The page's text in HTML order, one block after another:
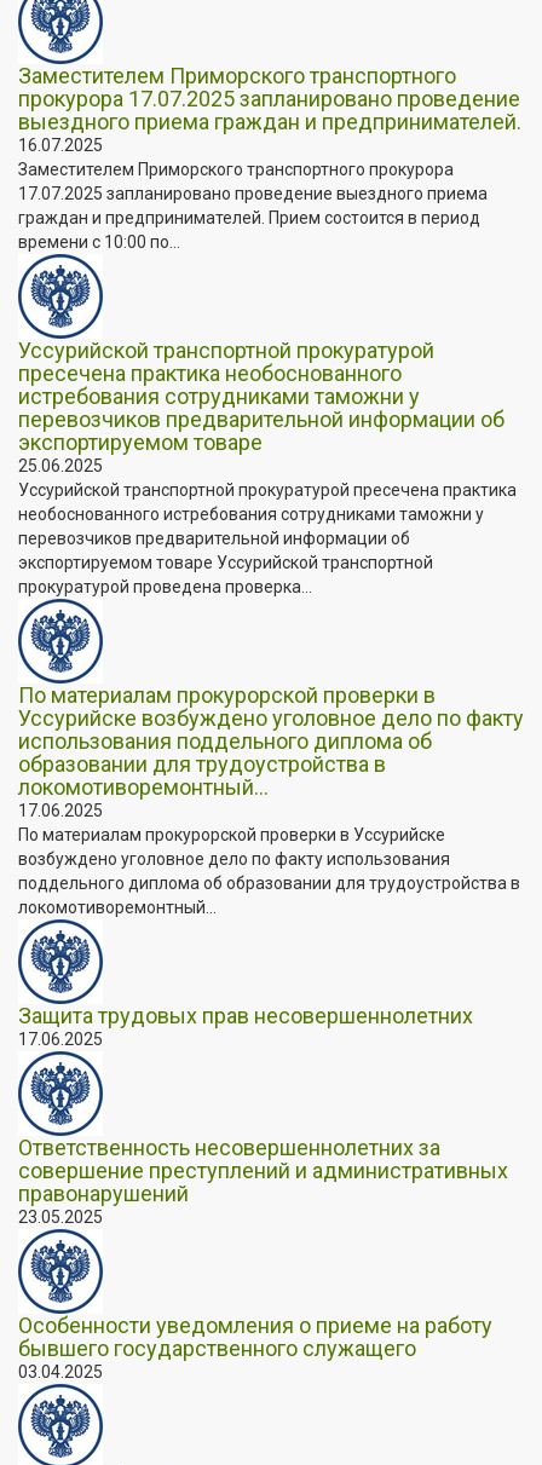
Заместителем Приморского транспортного
прокурора 17.07.2025 запланировано проведение
выездного приема граждан и предпринимателей.
16.07.2025
Заместителем Приморского транспортного прокурора
17.07.2025 запланировано проведение выездного приема
граждан и предпринимателей. Прием состоится в период
времени с 10:00 по...
Уссурийской транспортной прокуратурой
пресечена практика необоснованного
истребования сотрудниками таможни у
перевозчиков предварительной информации об
экспортируемом товаре
25.06.2025
Уссурийской транспортной прокуратурой пресечена практика
необоснованного истребования сотрудниками таможни у
перевозчиков предварительной информации об
экспортируемом товаре Уссурийской транспортной
прокуратурой проведена проверка...
По материалам прокурорской проверки в
Уссурийске возбуждено уголовное дело по факту
использования поддельного диплома об
образовании для трудоустройства в
локомотиворемонтный...
17.06.2025
По материалам прокурорской проверки в Уссурийске
возбуждено уголовное дело по факту использования
поддельного диплома об образовании для трудоустройства в
локомотиворемонтный...
Защита трудовых прав несовершеннолетних
17.06.2025
Ответственность несовершеннолетних за
совершение преступлений и административных
правонарушений
23.05.2025
Особенности уведомления о приеме на работу
бывшего государственного служащего
03.04.2025